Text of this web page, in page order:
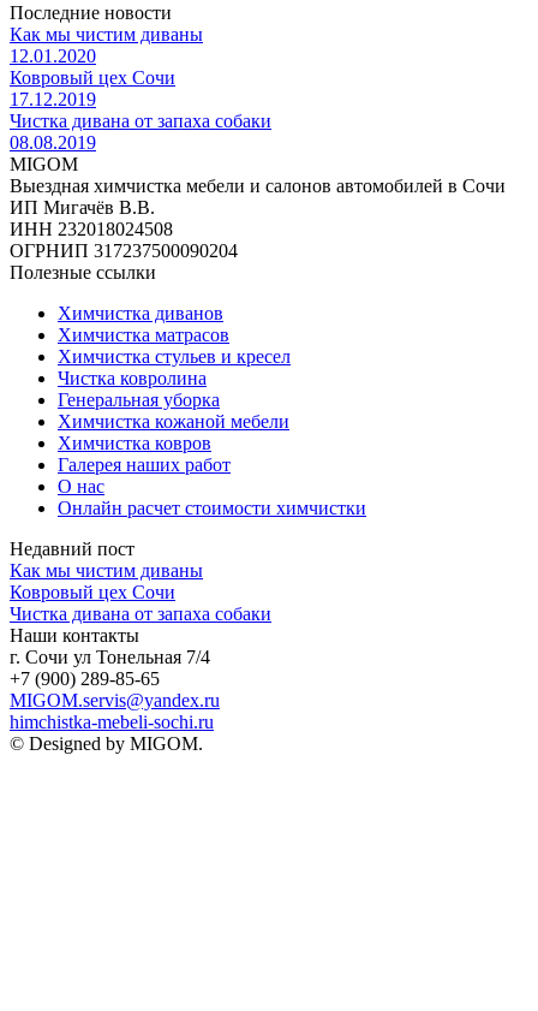
Последние новости
Как мы чистим диваны
12.01.2020
Ковровый цех Сочи
17.12.2019
Чистка дивана от запаха собаки
08.08.2019
MIGOM
Выездная химчистка мебели и салонов автомобилей в Сочи
ИП Мигачёв В.В.
ИНН 232018024508
ОГРНИП 317237500090204
Полезные ссылки
Химчистка диванов
Химчистка матрасов
Химчистка стульев и кресел
Чистка ковролина
Генеральная уборка
Химчистка кожаной мебели
Химчистка ковров
Галерея наших работ
О нас
Онлайн расчет стоимости химчистки
Недавний пост
Как мы чистим диваны
Ковровый цех Сочи
Чистка дивана от запаха собаки
Наши контакты
г. Сочи ул Тонельная 7/4
+7 (900) 289-85-65
MIGOM.servis@yandex.ru
himchistka-mebeli-sochi.ru
© Designed by MIGOM.